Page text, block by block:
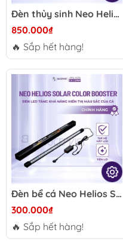
Đèn thủy sinh Neo Helios Flat XP Series
850.000₫
🔥 Sắp hết hàng!
Đèn bể cá Neo Helios Solar Color Booster 26–172cm – Tăng màu cá tự nhiên, đỏ cá không đỏ nước, ánh sáng trong cho cá cảnh
300.000₫
🔥 Sắp hết hàng!